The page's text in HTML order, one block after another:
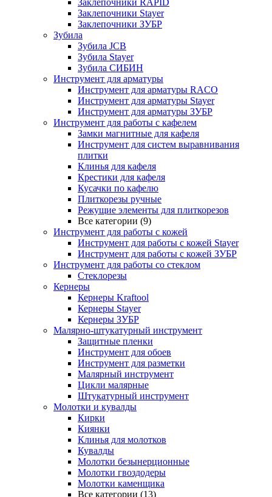
Заклепочники RAPID
Заклепочники Stayer
Заклепочники ЗУБР
Зубила
Зубила JCB
Зубила Stayer
Зубила СИБИН
Инструмент для арматуры
Инструмент для арматуры RACO
Инструмент для арматуры Stayer
Инструмент для арматуры ЗУБР
Инструмент для работы с кафелем
Замки магнитные для кафеля
Инструмент для систем выравнивания
плитки
Клинья для кафеля
Крестики для кафеля
Кусачки по кафелю
Плиткорезы ручные
Режущие элементы для плиткорезов
Все категории (9)
Инструмент для работы с кожей
Инструмент для работы с кожей Stayer
Инструмент для работы с кожей ЗУБР
Инструмент для работы со стеклом
Стеклорезы
Кернеры
Кернеры Kraftool
Кернеры Stayer
Кернеры ЗУБР
Малярно-штукатурный инструмент
Защитные пленки
Инструмент для обоев
Инструмент для разметки
Малярный инструмент
Цикли малярные
Штукатурный инструмент
Молотки и кувалды
Кирки
Киянки
Клинья для молотков
Кувалды
Молотки безынерционные
Молотки гвоздодеры
Молотки каменщика
Все категории (13)